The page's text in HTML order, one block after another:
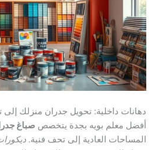
دهانات داخلية: تحويل جدران منزلك إلى
أفضل معلم بويه بجدة يتخصص صباغ
المساحات العادية إلى تحف فنية.